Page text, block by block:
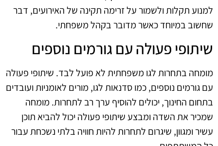
למנוע תקלות ולשמור על זרימה תקינה של האירועים, דבר
שחשוב במיוחד כאשר מדובר בקהל משפחתי.
שיתופי פעולה עם גורמים נוספים
מומחה בתחרות לגו משפחתית לא פועל לבד. שיתופי פעולה
עם גורמים נוספים, כמו סדנאות לגו, מורים לאומניות ועובדים
בתחום החינוך, יכולים להוסיף ערך רב לתחרות. מומחה
שמכיר את השדה ומבצע שיתופי פעולה יכול להביא תוכן
עשיר ומגוון, שיגרום לתחרות להיות חוויה בלתי נשכחת עבור